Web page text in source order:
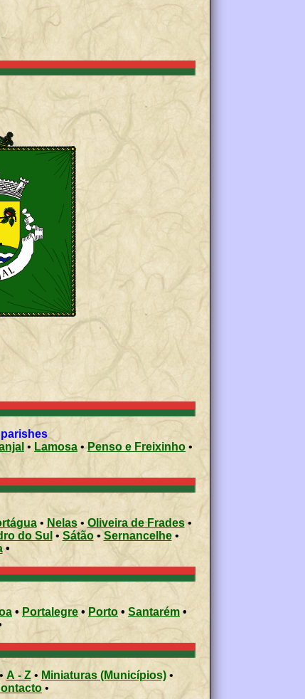
• Lamosa • Penso e Freixinho •
• Nelas• Oliveira de Frades•
do Sul • Sátão• Sernancelhe•
•
•Portalegre • Porto • Santarém•
A - Z• Miniaturas (Municípios)•
•